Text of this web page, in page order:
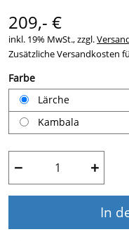
209,- €
inkl. 19% MwSt., zzgl.
Zusätzliche Versandkosten
Farbe
Lärche
Kambala
− +
In